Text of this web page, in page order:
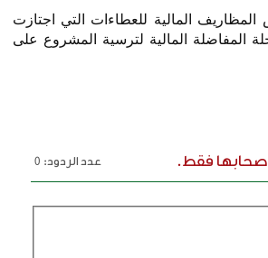
المالية للعطاءات التي اجتازت
تمهيداً لبدء مرحلة المفاضلة المالية لترسية المشروع على
فقط.
عدد الردود: 0